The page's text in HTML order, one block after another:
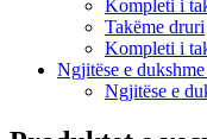
Kompleti i
Takëme druri
Kompleti i
Ngjitëse e
Ngjitëse e